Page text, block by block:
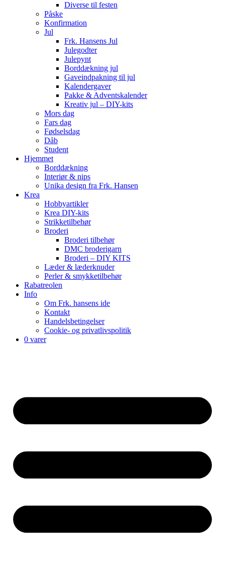
Diverse til festen
Påske
Konfirmation
Jul
Frk. Hansens Jul
Julegodter
Julepynt
Borddækning jul
Gaveindpakning til jul
Kalendergaver
Pakke & Adventskalender
Kreativ jul – DIY-kits
Mors dag
Fars dag
Fødselsdag
Dåb
Student
Hjemmet
Borddækning
Interiør & nips
Unika design fra Frk. Hansen
Krea
Hobbyartikler
Krea DIY-kits
Strikketilbehør
Broderi
Broderi tilbehør
DMC broderigarn
Broderi – DIY KITS
Læder & læderknuder
Perler & smykketilbehør
Rabatreolen
Info
Om Frk. hansens ide
Kontakt
Handelsbetingelser
Cookie- og privatlivspolitik
0 varer